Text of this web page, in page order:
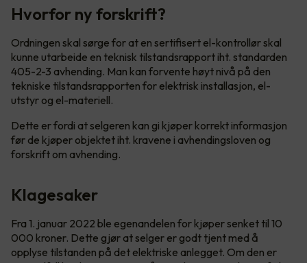
Hvorfor ny forskrift?
Ordningen skal sørge for at en sertifisert el-kontrollør skal
kunne utarbeide en teknisk tilstandsrapport iht. standarden
405-2-3 avhending. Man kan forvente høyt nivå på den
tekniske tilstandsrapporten for elektrisk installasjon, el-
utstyr og el-materiell.
Dette er fordi at selgeren kan gi kjøper korrekt informasjon
før de kjøper objektet iht. kravene i avhendingsloven og
forskrift om avhending.
Klagesaker
Fra 1. januar 2022 ble egenandelen for kjøper senket til 10
000 kroner. Dette gjør at selger er godt tjent med å
opplyse tilstanden på det elektriske anlegget. Om den er